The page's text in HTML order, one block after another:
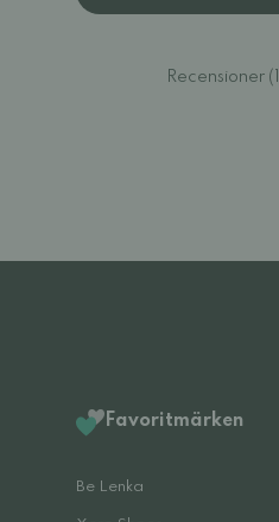
Recensioner
Favoritmärken
Be Lenka